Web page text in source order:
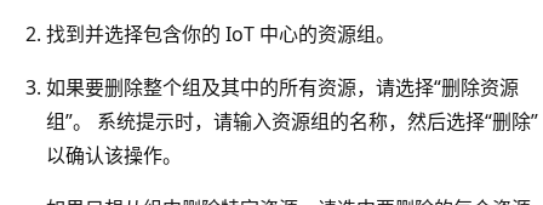
找到并选择包含你的 IoT 中心的资源组。
如果要删除整个组及其中的所有资源，请选择“删除资源
组”。 系统提示时，请输入资源组的名称，然后选择“删除”
以确认该操作。